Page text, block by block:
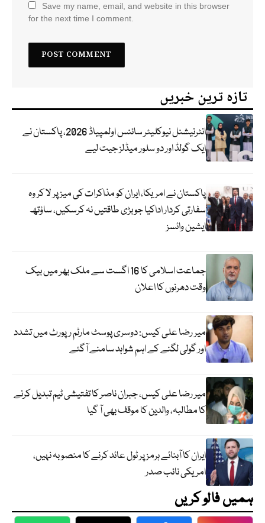
Save my name, email, and website in this browser
for the next time I comment.
تازہ ترین خبریں
انٹرنیشنل نیوکلیئر سائنس اولمپیاڈ 2026، پاکستان نے
ایک گولڈ اور دو سلور میڈلز جیت لیے
پاکستان نے امریکا، ایران کو مذاکرات کی میز پر لا کر وہ
سفارتی کردار اداکیا جو بڑی طاقتیں نہ کرسکیں، ساؤتھ
ایشین وائسز
جماعت اسلامی کا 16 اگست سے ملک بھر میں بیک
وقت دھرنوں کا اعلان
میر رضا علی کیس: دوسری پوسٹ مارٹم رپورٹ میں تشدد
اور گولی لگنے کے اہم شواہد سامنے آگئے
میر رضا علی کیس، جبران ناصر کا تفتیشی ٹیم تبدیل کرنے
کا مطالبہ، والدین کا موقف بھی آ گیا
ایران کا آبنائے ہرمز پر ٹول عائد کرنے کا منصوبہ نہیں،
امریکی نائب صدر
ہمیں فالو کریں